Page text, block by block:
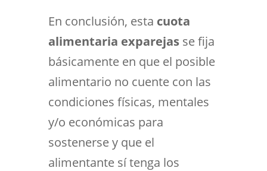
En conclusión, esta cuota
alimentaria exparejasse fija
básicamente en que el posible
alimentario no cuente con las
condiciones físicas, mentales
y/o económicas para
sostenerse y que el
alimentante sí tenga los